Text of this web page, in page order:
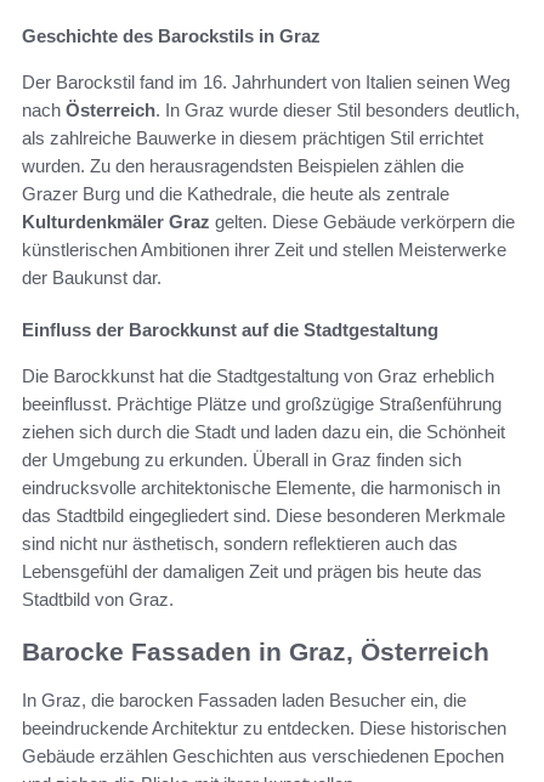
Geschichte des Barockstils in Graz
Der Barockstil fand im 16. Jahrhundert von Italien seinen Weg
nach Österreich. In Graz wurde dieser Stil besonders deutlich,
als zahlreiche Bauwerke in diesem prächtigen Stil errichtet
wurden. Zu den herausragendsten Beispielen zählen die
Grazer Burg und die Kathedrale, die heute als zentrale
Kulturdenkmäler Graz gelten. Diese Gebäude verkörpern die
künstlerischen Ambitionen ihrer Zeit und stellen Meisterwerke
der Baukunst dar.
Einfluss der Barockkunst auf die Stadtgestaltung
Die Barockkunst hat die Stadtgestaltung von Graz erheblich
beeinflusst. Prächtige Plätze und großzügige Straßenführung
ziehen sich durch die Stadt und laden dazu ein, die Schönheit
der Umgebung zu erkunden. Überall in Graz finden sich
eindrucksvolle architektonische Elemente, die harmonisch in
das Stadtbild eingegliedert sind. Diese besonderen Merkmale
sind nicht nur ästhetisch, sondern reflektieren auch das
Lebensgefühl der damaligen Zeit und prägen bis heute das
Stadtbild von Graz.
Barocke Fassaden in Graz, Österreich
In Graz, die barocken Fassaden laden Besucher ein, die
beeindruckende Architektur zu entdecken. Diese historischen
Gebäude erzählen Geschichten aus verschiedenen Epochen